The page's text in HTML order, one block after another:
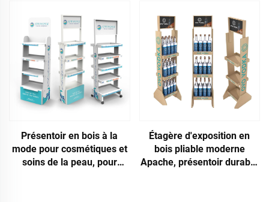
présentoirs du sol au
plafond, style moderne
pour supermarchés
Présentoir en bois à la
mode pour cosmétiques et
soins de la peau, pour
Étagère d'exposition en
bois pliable moderne
Apache, présentoir durable